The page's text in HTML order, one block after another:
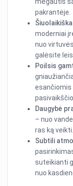
pakrantėje.
moderniai
nuo
galėsite
Poilsis
esančiomis
Daugybė
– nuo
ras ką veikti.
Subtili
suteikianti
nuo